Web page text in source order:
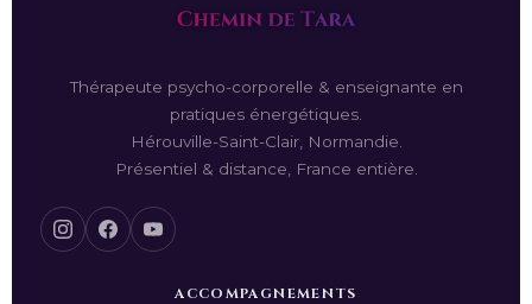
Thérapeute psycho-corporelle & enseignante en
pratiques énergétiques.
Hérouville-Saint-Clair, Normandie.
Présentiel & distance, France entière.
ACCOMPAGNEMENTS